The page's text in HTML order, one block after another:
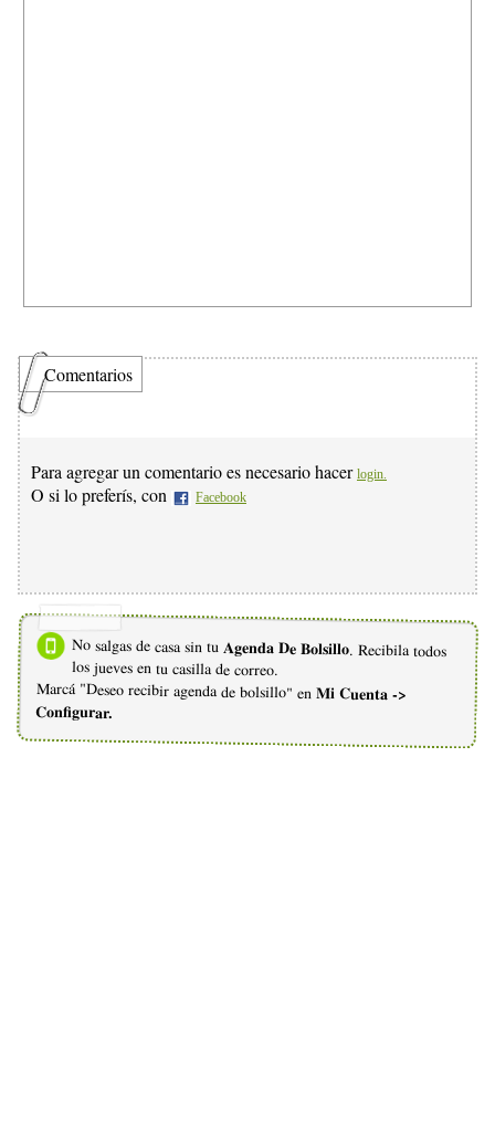
Comentarios
Para agregar un comentario es necesario hacer login.
O si lo preferís, con Facebook
No salgas de casa sin tu Agenda De Bolsillo. Recibila todos
los jueves en tu casilla de correo.
Marcá "Deseo recibir agenda de bolsillo" en Mi Cuenta ->
Configurar.